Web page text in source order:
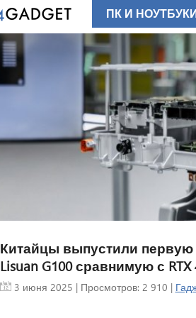
Китайцы выпустили первую
Lisuan G100 сравнимую с RTX
3 июня 2025 | Просмотров: 2 910 |
ПК И НОУТБУКИ